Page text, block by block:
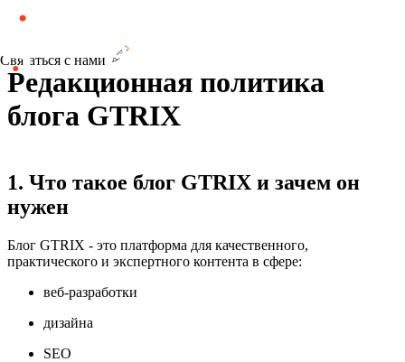
Связаться с нами
Редакционная политика
блога GTRIX
1. Что такое блог GTRIX и зачем он
нужен
Блог GTRIX - это платформа для качественного,
практического и экспертного контента в сфере:
веб-разработки
дизайна
SEO